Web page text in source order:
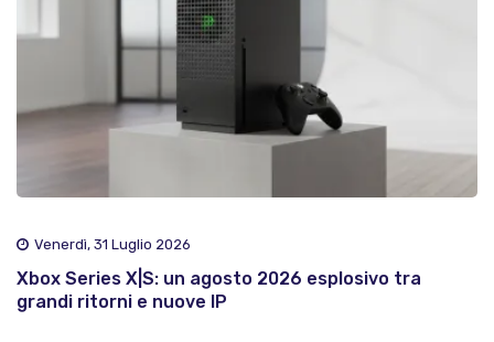
Venerdì, 31 Luglio 2026
Xbox Series X|S: un agosto 2026 esplosivo tra
grandi ritorni e nuove IP